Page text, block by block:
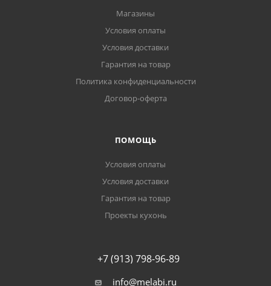
Магазины
Условия оплаты
Условия доставки
Гарантия на товар
Политика конфиденциальности
Договор-оферта
ПОМОЩЬ
Условия оплаты
Условия доставки
Гарантия на товар
Проекты кухонь
+7 (913) 798-96-89
info@melabi.ru